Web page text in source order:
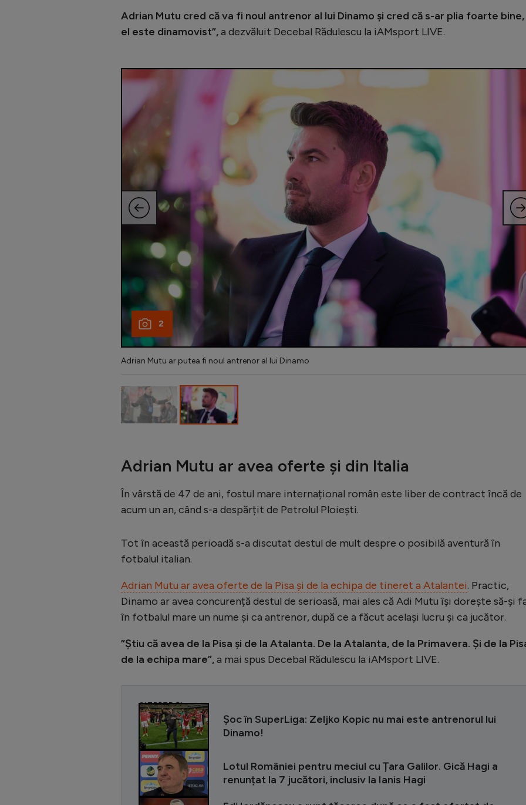
Adrian Mutu cred că va fi noul antrenor al lui Dinamo și cred că s-ar plia foarte bine,
el este dinamovist”,a dezvăluit Decebal Rădulescu la iAMsport LIVE.
2
Adrian Mutu ar putea fi noul antrenor al lui Dinamo
Adrian Mutu ar avea oferte și din Italia
În vârstă de 47 de ani, fostul mare internațional român este liber de contract încă de
acum un an, când s-a despărțit de Petrolul Ploiești.
Tot în această perioadă s-a discutat destul de mult despre o posibilă aventură în
fotbalul italian.
Adrian Mutu ar avea oferte de la Pisa și de la echipa de tineret a Atalantei. Practic,
Dinamo ar avea concurență destul de serioasă, mai ales că Adi Mutu își dorește să-și
în fotbalul mare un nume și ca antrenor, după ce a făcut același lucru și ca jucător.
”Știu că avea de la Pisa și de la Atalanta. De la Atalanta, de la Primavera. Și de la
de la echipa mare”,a mai spus Decebal Rădulescu la iAMsport LIVE.
CITEȘTE ȘI
Șoc în SuperLiga: Zeljko Kopic nu mai este antrenorul lui
Dinamo!
Lotul României pentru meciul cu Țara Galilor. Gică Hagi a
renunțat la 7 jucători, inclusiv la Ianis Hagi